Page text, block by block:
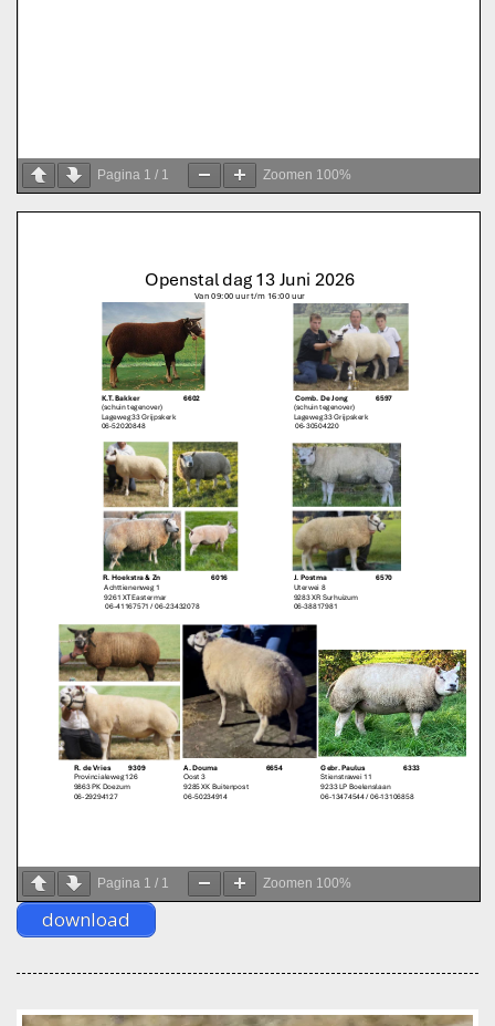
Pagina 1 / 1 Zoomen 100%
Pagina 1 / 1 Zoomen 100%
download